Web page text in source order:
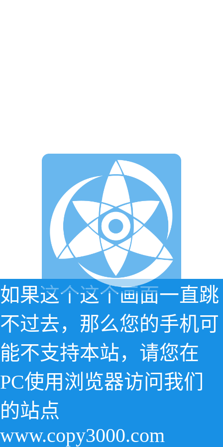
如果这个这个画面一直跳
不过去，那么您的手机可
能不支持本站，请您在
PC使用浏览器访问我们
的站点
www.copy3000.com